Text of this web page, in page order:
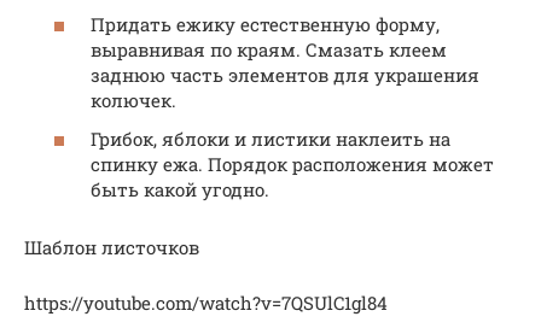
Придать ежику естественную форму,
выравнивая по краям. Смазать клеем
заднюю часть элементов для украшения
колючек.
Грибок, яблоки и листики наклеить на
спинку ежа. Порядок расположения может
быть какой угодно.
Шаблон листочков
https://youtube.com/watch?v=7QSUlC1gl84